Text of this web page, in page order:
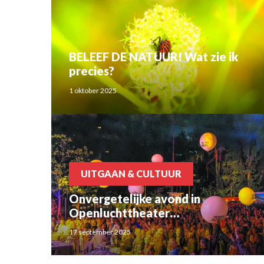
BELEEF DE NATUUR! Wat zie ik
precies?
1 oktober 2025
UITGAAN & CULTUUR
Onvergetelijke avond in
Openluchttheater
Brilmansdennen
17 september 2025